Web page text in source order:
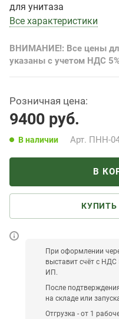
для унитаза
Все характеристики
ВНИМАНИЕ!: Все цены
указаны с учетом НДС
Розничная цена:
9400 руб.
В наличии Арт. ПНН-
В
КУПИТЬ
При оформлении
выставит счёт с
ИП.
После
на складе или
Отгрузка - от 1